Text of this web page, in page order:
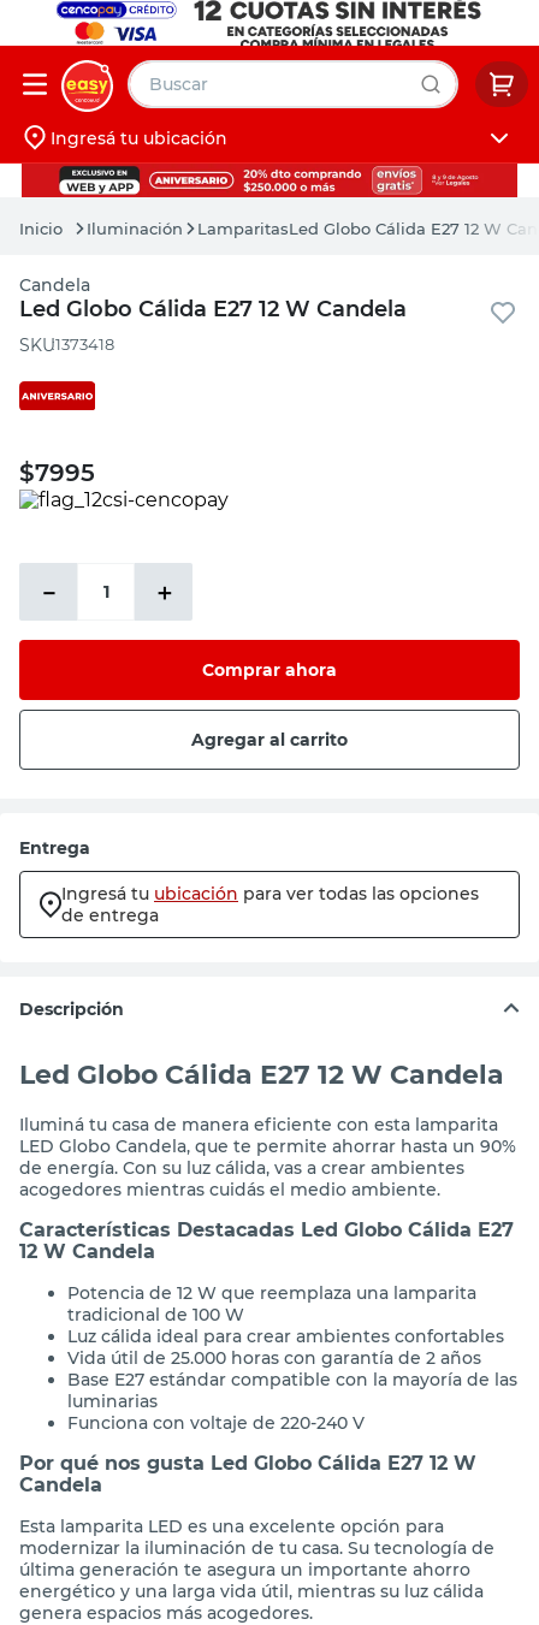
Buscar
Iniciá sesión
Ingresá tu ubicación
Iluminación LamparitasLed Globo Cálida E27 12 W
Candela
Led Globo Cálida E27 12 W Candela
:1373418
$7995
＋
－
Comprar ahora
Agregar al carrito
Entrega
Ingresá tu ubicación para ver todas las opciones
de entrega
Descripción
Led Globo Cálida E27 12 W Candela
Iluminá tu casa de manera eficiente con esta lamparita
LED Globo Candela, que te permite ahorrar hasta un 90%
de energía. Con su luz cálida, vas a crear ambientes
acogedores mientras cuidás el medio ambiente.
Características Destacadas Led Globo Cálida E27
12 W Candela
Potencia de 12 W que reemplaza una lamparita
tradicional de 100 W
Luz cálida ideal para crear ambientes confortables
Vida útil de 25.000 horas con garantía de 2 años
Base E27 estándar compatible con la mayoría de las
luminarias
Funciona con voltaje de 220-240 V
Por qué nos gusta Led Globo Cálida E27 12 W
Candela
Esta lamparita LED es una excelente opción para
modernizar la iluminación de tu casa. Su tecnología de
última generación te asegura un importante ahorro
energético y una larga vida útil, mientras su luz cálida
genera espacios más acogedores.
muebles
pintura
escritorio
puertas